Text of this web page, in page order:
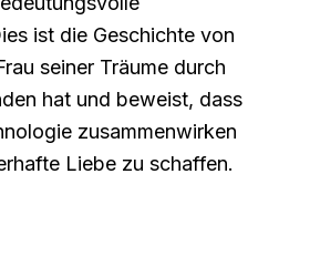
ist die Geschichte von
seiner Träume durch
hat und beweist, dass
zusammenwirken
Liebe zu schaffen.